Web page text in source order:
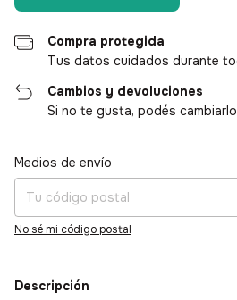
Compra protegida
Tus datos cuidados durante
Cambios y devoluciones
Si no te gusta, podés
Entregas para el CP:
Medios de envío
No sé mi código postal
Descripción